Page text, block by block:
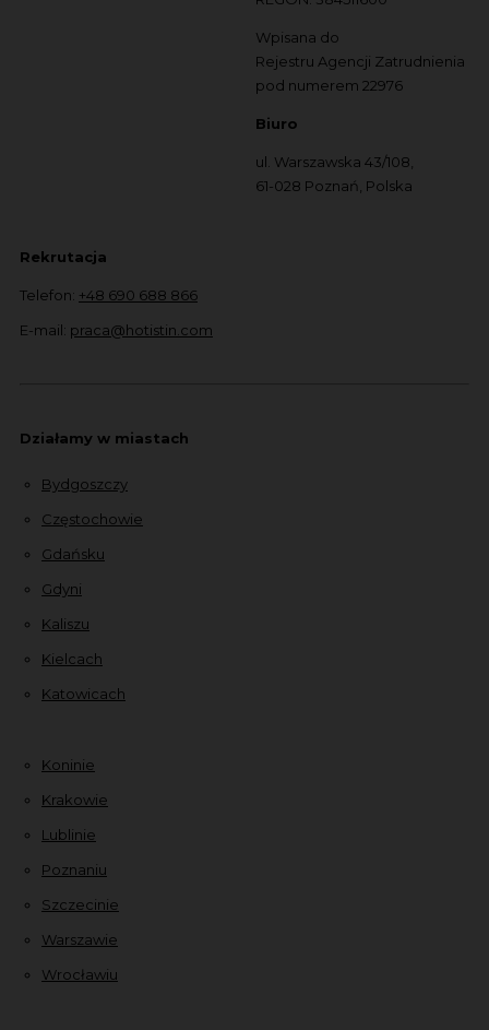
Wpisana do
Rejestru Agencji Zatrudnienia
pod numerem 22976
Biuro
ul. Warszawska 43/108,
61-028 Poznań, Polska
Rekrutacja
Telefon: +48 690 688 866
E-mail: praca@hotistin.com
Działamy w miastach
Bydgoszczy
Częstochowie
Gdańsku
Gdyni
Kaliszu
Kielcach
Katowicach
Koninie
Krakowie
Lublinie
Poznaniu
Szczecinie
Warszawie
Wrocławiu